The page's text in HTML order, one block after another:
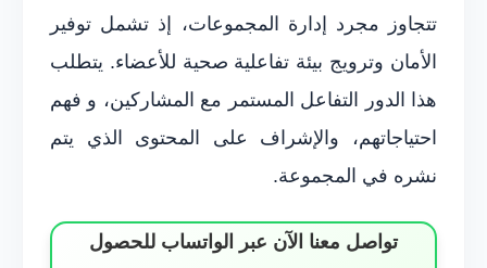
تتجاوز مجرد إدارة المجموعات، إذ تشمل توفير
الأمان وترويج بيئة تفاعلية صحية للأعضاء. يتطلب
هذا الدور التفاعل المستمر مع المشاركين، و فهم
احتياجاتهم، والإشراف على المحتوى الذي يتم
نشره في المجموعة.
تواصل معنا الآن عبر الواتساب للحصول